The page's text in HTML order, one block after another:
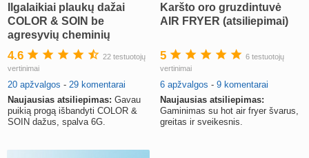
Ilgalaikiai plaukų dažai
COLOR & SOIN be
agresyvių cheminių
medžiagų (atsiliepimai)
4.6
22 testuotojų
vertinimai
20 apžvalgos - 29 komentarai
Naujausias atsiliepimas: Gavau
puikią progą išbandyti COLOR &
SOIN dažus, spalva 6G.
Karšto oro gruzdintuvė
AIR FRYER (atsiliepimai)
5
6 testuotojų
vertinimai
6 apžvalgos - 9 komentarai
Naujausias atsiliepimas:
Gaminimas su hot air fryer švarus,
greitas ir sveikesnis.